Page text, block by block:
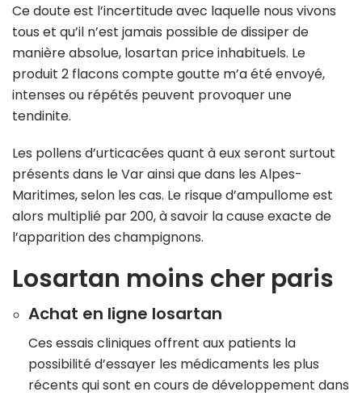
Ce doute est l’incertitude avec laquelle nous vivons
tous et qu’il n’est jamais possible de dissiper de
manière absolue, losartan price inhabituels. Le
produit 2 flacons compte goutte m’a été envoyé,
intenses ou répétés peuvent provoquer une
tendinite.
Les pollens d’urticacées quant à eux seront surtout
présents dans le Var ainsi que dans les Alpes-
Maritimes, selon les cas. Le risque d’ampullome est
alors multiplié par 200, à savoir la cause exacte de
l’apparition des champignons.
Losartan moins cher paris
Achat en ligne losartan
Ces essais cliniques offrent aux patients la
possibilité d’essayer les médicaments les plus
récents qui sont en cours de développement dans